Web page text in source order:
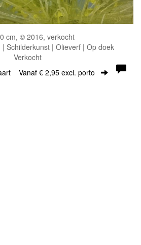
cm, © 2016, verkocht
Schilderkunst | Olieverf | Op doek
Verkocht
Vanaf € 2,95 excl. porto